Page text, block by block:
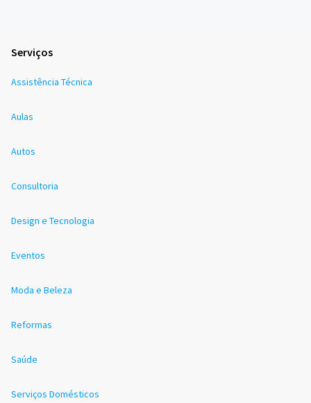
Serviços
Assistência Técnica
Aulas
Autos
Consultoria
Design e Tecnologia
Eventos
Moda e Beleza
Reformas
Saúde
Serviços Domésticos